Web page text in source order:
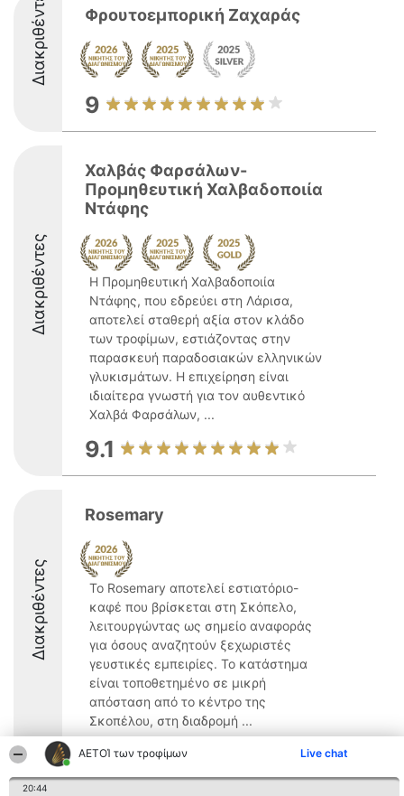
ΑΕΤΟΊ των τροφίμων Live chat
20:44
Διακριθέντες Φρουτοεμπορική Ζαχαράς
9
Διακριθέντες
Χαλβάς Φαρσάλων-
Προμηθευτική Χαλβαδοποιία
Ντάφης
Η Προμηθευτική Χαλβαδοποιία
Ντάφης, που εδρεύει στη Λάρισα,
αποτελεί σταθερή αξία στον κλάδο
των τροφίμων, εστιάζοντας στην
παρασκευή παραδοσιακών ελληνικών
γλυκισμάτων. Η επιχείρηση είναι
ιδιαίτερα γνωστή για τον αυθεντικό
Χαλβά Φαρσάλων, ...
9.1
Διακριθέντες
Rosemary
Το Rosemary αποτελεί εστιατόριο-
καφέ που βρίσκεται στη Σκόπελο,
λειτουργώντας ως σημείο αναφοράς
για όσους αναζητούν ξεχωριστές
γευστικές εμπειρίες. Το κατάστημα
είναι τοποθετημένο σε μικρή
απόσταση από το κέντρο της
Σκοπέλου, στη διαδρομή ...
9.2